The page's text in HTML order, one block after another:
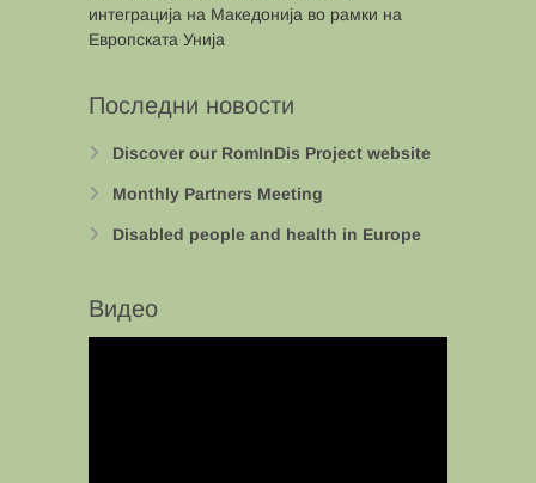
интеграција на Македонија во рамки на
Европската Унија
Последни новости
Discover our RomInDis Project website
Monthly Partners Meeting
Disabled people and health in Europe
Видео